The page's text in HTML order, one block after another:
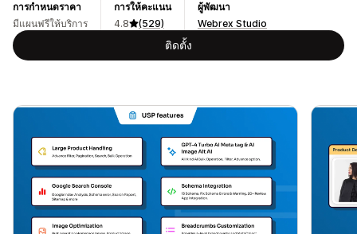
การกำหนดราคา
มีแผนฟรีให้บริการ
การให้คะแนน
4.8
(529)
ผู้พัฒนา
Webrex Studio
ติดตั้ง